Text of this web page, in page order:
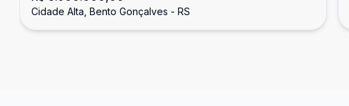
Cidade Alta, Bento Gonçalves - RS